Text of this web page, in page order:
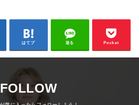
はてブ 送る Pocket
FOLLOW